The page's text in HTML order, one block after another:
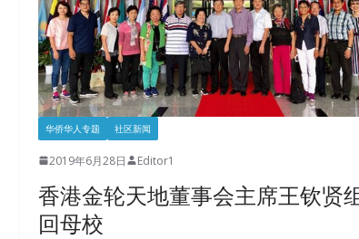
华侨华人专题 社区新闻
2019年6月28日 Editor1
香港金轮天地董事会主席王钦贤
回母校